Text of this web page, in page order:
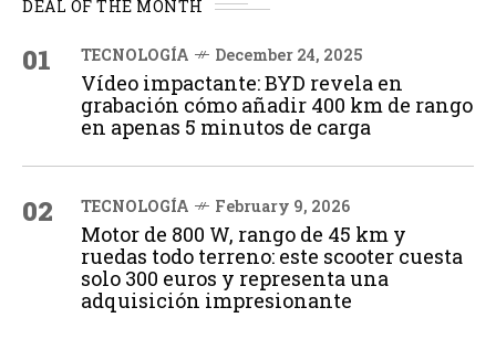
DEAL OF THE MONTH
01 TECNOLOGÍA December 24, 2025
Vídeo impactante: BYD revela en
grabación cómo añadir 400 km de rango
en apenas 5 minutos de carga
02 TECNOLOGÍA February 9, 2026
Motor de 800 W, rango de 45 km y
ruedas todo terreno: este scooter cuesta
solo 300 euros y representa una
adquisición impresionante